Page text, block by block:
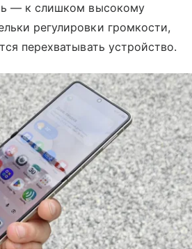
— к слишком высокому
регулировки громкости,
перехватывать устройство.